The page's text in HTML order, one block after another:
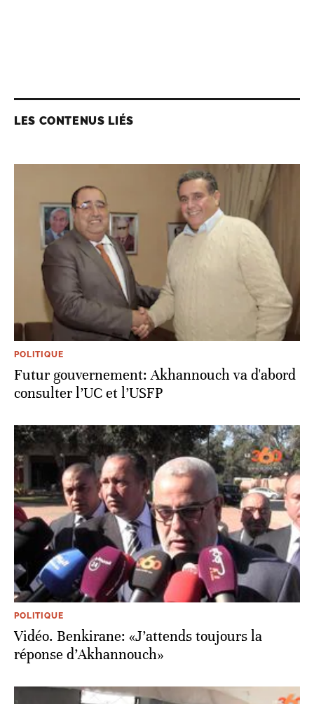
LES CONTENUS LIÉS
POLITIQUE
Futur gouvernement: Akhannouch va d'abord
consulter l’UC et l’USFP
POLITIQUE
Vidéo. Benkirane: «J’attends toujours la
réponse d’Akhannouch»